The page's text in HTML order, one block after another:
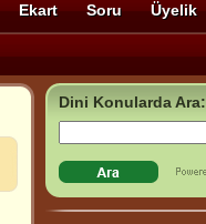
Ekart Soru Üyelik
Dini Konularda Ara: